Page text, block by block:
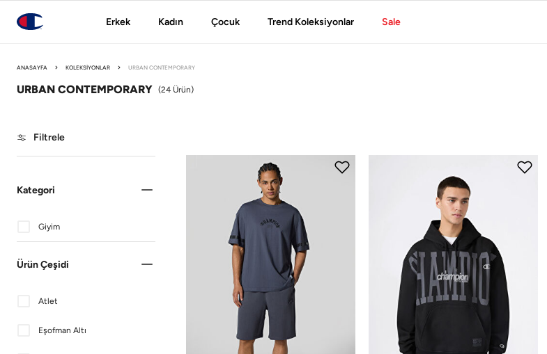
Erkek Kadın Çocuk Trend Koleksiyonlar Sale
ANASAYFA KOLEKSIYONLAR URBAN CONTEMPORARY
URBAN CONTEMPORARY (24 Ürün)
Filtrele
Kategori
Giyim
Ürün Çeşidi
Atlet
Eşofman Altı